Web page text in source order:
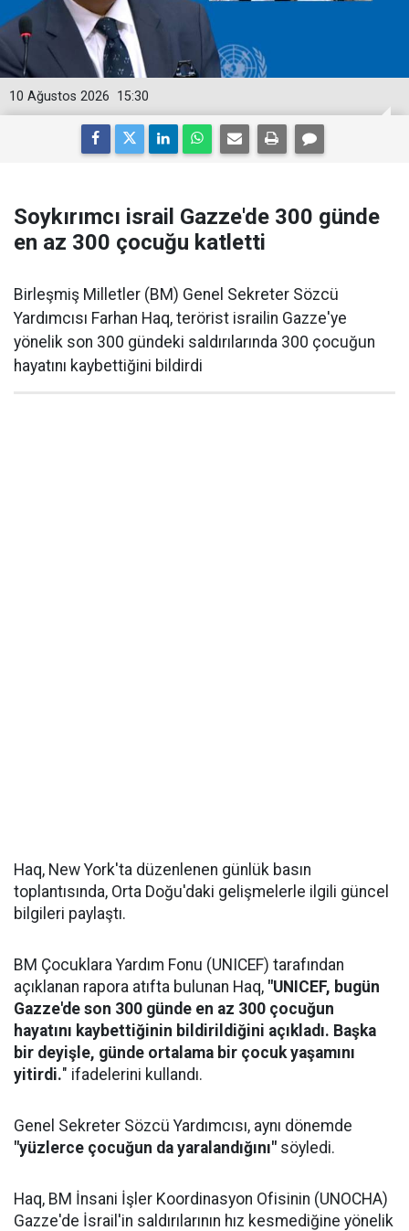
15:30
10 Ağustos 2026
Soykırımcı israil Gazze'de 300 günde
en az 300 çocuğu katletti
Birleşmiş Milletler (BM) Genel Sekreter Sözcü
Yardımcısı Farhan Haq, terörist israilin Gazze'ye
yönelik son 300 gündeki saldırılarında 300 çocuğun
hayatını kaybettiğini bildirdi
Haq, New York'ta düzenlenen günlük basın
toplantısında, Orta Doğu'daki gelişmelerle ilgili güncel
bilgileri paylaştı.
BM Çocuklara Yardım Fonu (UNICEF) tarafından
açıklanan rapora atıfta bulunan Haq, "UNICEF, bugün
Gazze'de son 300 günde en az 300 çocuğun
hayatını kaybettiğinin bildirildiğini açıkladı. Başka
bir deyişle, günde ortalama bir çocuk yaşamını
yitirdi." ifadelerini kullandı.
Genel Sekreter Sözcü Yardımcısı, aynı dönemde
"yüzlerce çocuğun da yaralandığını" söyledi.
Haq, BM İnsani İşler Koordinasyon Ofisinin (UNOCHA)
Gazze'de İsrail'in saldırılarının hız kesmediğine yönelik